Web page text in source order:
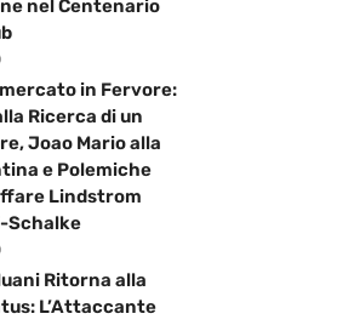
nel Centenario
in Fervore:
Ricerca di un
Joao Mario alla
e Polemiche
Lindstrom
Schalke
Ritorna alla
L’Attaccante